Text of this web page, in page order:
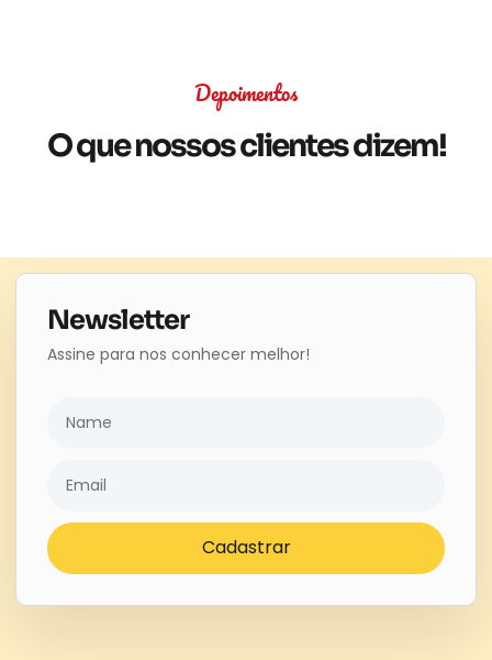
Depoimentos
O que nossos clientes dizem!
Newsletter
Assine para nos conhecer melhor!
Cadastrar